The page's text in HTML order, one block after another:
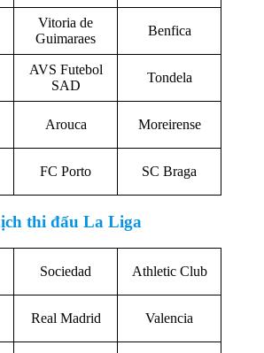
Vitoria de
Guimaraes
Benfica
AVS Futebol
SAD
Tondela
Arouca Moreirense
FC Porto SC Braga
thi đấu La Liga
Sociedad Athletic Club
Real Madrid Valencia